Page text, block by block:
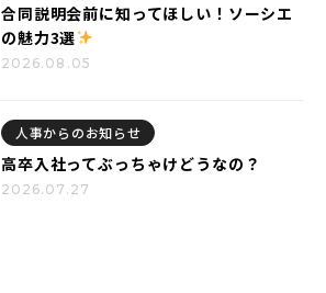
合同説明会前に知ってほしい！ソーシエ
の魅力3選
2026.08.05
人事からのお知らせ
高卒入社ってぶっちゃけどうなの？
2026.07.27